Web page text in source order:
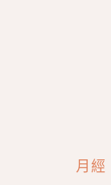
月經